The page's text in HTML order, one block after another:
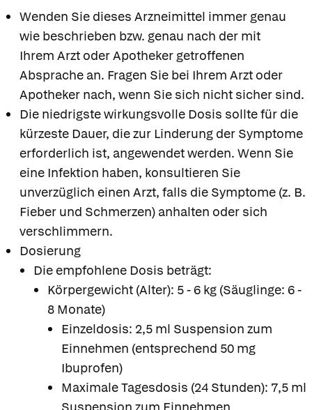
Wenden Sie dieses Arzneimittel immer genau
wie beschrieben bzw. genau nach der mit
Ihrem Arzt oder Apotheker getroffenen
Absprache an. Fragen Sie bei Ihrem Arzt oder
Apotheker nach, wenn Sie sich nicht sicher sind.
Die niedrigste wirkungsvolle Dosis sollte für die
kürzeste Dauer, die zur Linderung der Symptome
erforderlich ist, angewendet werden. Wenn Sie
eine Infektion haben, konsultieren Sie
unverzüglich einen Arzt, falls die Symptome (z. B.
Fieber und Schmerzen) anhalten oder sich
verschlimmern.
Dosierung
Die empfohlene Dosis beträgt:
Körpergewicht (Alter): 5 - 6 kg (Säuglinge: 6 -
8 Monate)
Einzeldosis: 2,5 ml Suspension zum
Einnehmen (entsprechend 50 mg
Ibuprofen)
Maximale Tagesdosis (24 Stunden): 7,5 ml
Suspension zum Einnehmen